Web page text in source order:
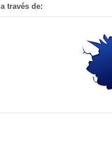
a través de: